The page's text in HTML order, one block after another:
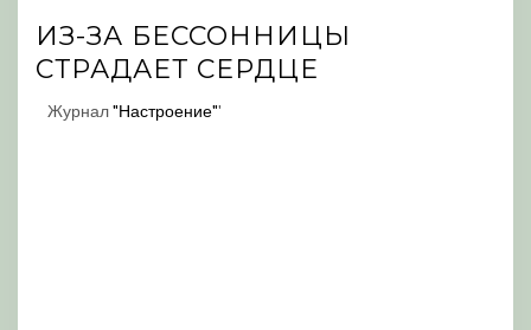
ИЗ-ЗА БЕССОННИЦЫ
СТРАДАЕТ СЕРДЦЕ
Журнал"Настроение"'